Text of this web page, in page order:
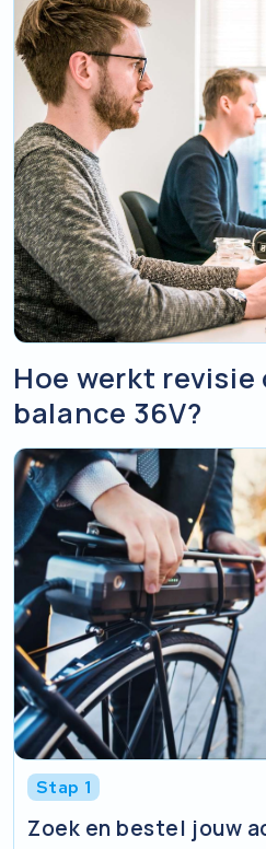
De gereviseerde
en instructies voor gebruik na
Wat moet er in de doos?
Het inlegformulier,
goed registreren en loopt de
De accu zelf.
De bijbehorende lader.
Heeft uw accu een slot?
de accu vast.
Zonder lader en sleutel
Tip:vraag de koerier om een
en-trace code op en het is
Hoe werkt revisie
balance 36V?
Stap 1
Zoek en bestel jouw